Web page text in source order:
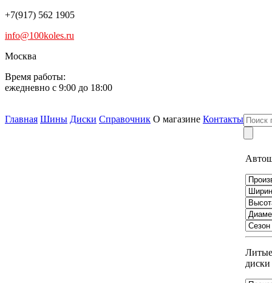
+7(917) 562 1905
info@100koles.ru
Москва
Время работы:
ежедневно с 9:00 до 18:00
Главная Шины Диски Справочник О магазине Контакты
Литые
диски